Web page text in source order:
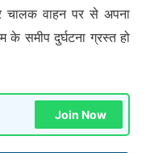
चालक वाहन पर से अपना
समीप दुर्घटना ग्रस्त हो
Join Now